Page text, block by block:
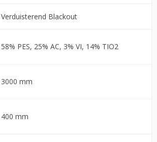
Verduisterend Blackout
58% PES, 25% AC, 3% VI, 14% TIO2
3000 mm
400 mm